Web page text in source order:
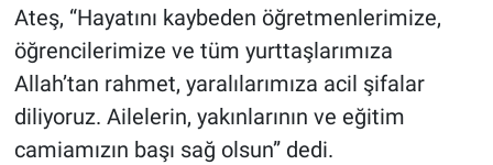
Ateş, “Hayatını kaybeden öğretmenlerimize,
öğrencilerimize ve tüm yurttaşlarımıza
Allah’tan rahmet, yaralılarımıza acil şifalar
diliyoruz. Ailelerin, yakınlarının ve eğitim
camiamızın başı sağ olsun” dedi.